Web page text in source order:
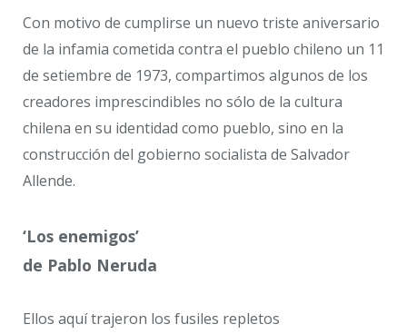
Con motivo de cumplirse un nuevo triste aniversario
de la infamia cometida contra el pueblo chileno un 11
de setiembre de 1973, compartimos algunos de los
creadores imprescindibles no sólo de la cultura
chilena en su identidad como pueblo, sino en la
construcción del gobierno socialista de Salvador
Allende.
‘Los enemigos’
de Pablo Neruda
Ellos aquí trajeron los fusiles repletos